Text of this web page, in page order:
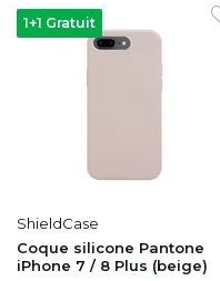
1+1 Gratuit
ShieldCase
Coque silicone Pantone
iPhone 7 / 8 Plus (beige)